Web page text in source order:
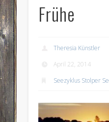
Frühe
Theresia Künstler
April 22, 2014
Seezyklus Stolper